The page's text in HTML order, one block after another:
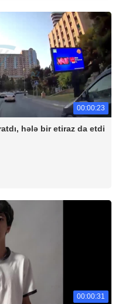
00:00:23
hələ bir etiraz da etdi
00:00:31